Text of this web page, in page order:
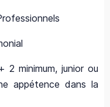
2 minimum, junior ou
appétence dans la